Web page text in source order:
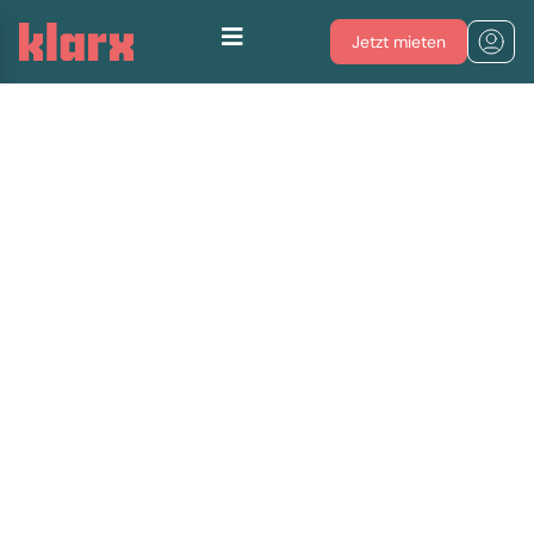
Jetzt mieten